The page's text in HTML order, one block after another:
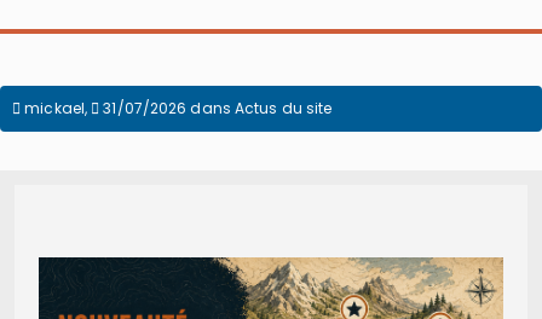
mickael, 31/07/2026 dans Actus du site